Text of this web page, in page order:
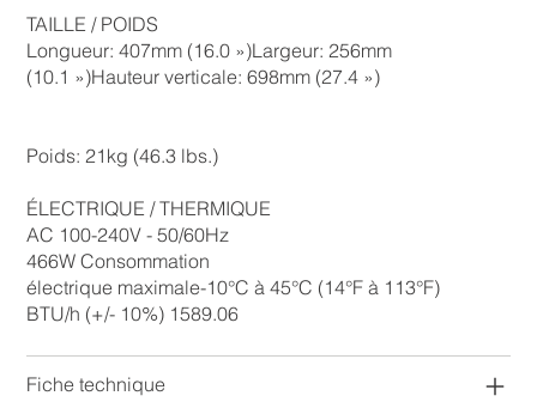
TAILLE / POIDS
Longueur: 407mm (16.0 »)Largeur: 256mm
(10.1 »)Hauteur verticale: 698mm (27.4 »)
Poids: 21kg (46.3 lbs.)
ÉLECTRIQUE / THERMIQUE
AC 100-240V - 50/60Hz
466W Consommation
électrique maximale-10°C à 45°C (14°F à 113°F)
BTU/h (+/- 10%) 1589.06
Fiche technique